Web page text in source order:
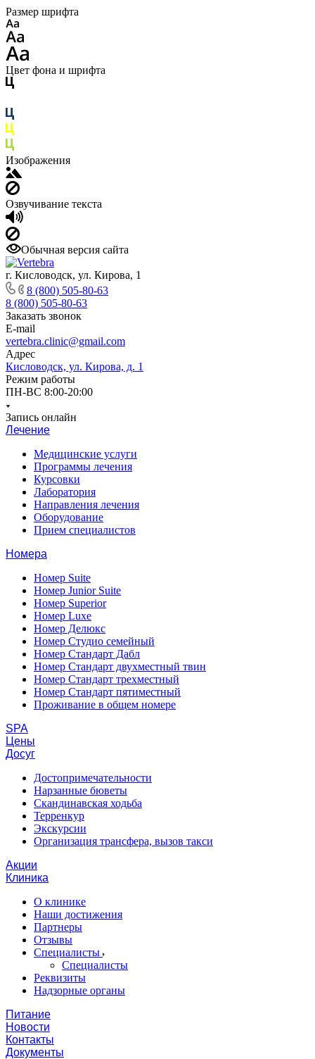
Размер шрифта
Цвет фона и шрифта
Изображения
Озвучивание текста
Обычная версия сайта
г. Кисловодск, ул. Кирова, 1
8 (800) 505-80-63
8 (800) 505-80-63
Заказать звонок
E-mail
vertebra.clinic@gmail.com
Адрес
Кисловодск, ул. Кирова, д. 1
Режим работы
ПН-ВС 8:00-20:00
Запись онлайн
Лечение
Медицинские услуги
Программы лечения
Курсовки
Лаборатория
Направления лечения
Оборудование
Прием специалистов
Номера
Номер Suite
Номер Junior Suite
Номер Superior
Номер Luxe
Номер Делюкс
Номер Студио семейный
Номер Стандарт Дабл
Номер Стандарт двухместный твин
Номер Стандарт трехместный
Номер Стандарт пятиместный
Проживание в общем номере
SPA
Цены
Досуг
Достопримечательности
Нарзанные бюветы
Скандинавская ходьба
Терренкур
Экскурсии
Организация трансфера, вызов такси
Акции
Клиника
О клинике
Наши достижения
Партнеры
Отзывы
Специалисты
Специалисты
Реквизиты
Надзорные органы
Питание
Новости
Контакты
Документы